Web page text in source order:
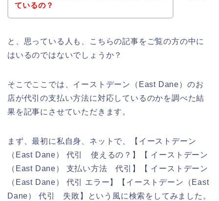
ているの？
と、思っている人も、こちらの記事をご覧の方の中に
はいるのではないでしょうか？
そこでここでは、イーストデーン（East Dane）のお
店が代引の支払い方法に対応しているのかを調べた結
果を記事にさせていただきます。
まず、最初に私自身、ネットで、【イーストデーン
（East Dane） 代引 使えるの？】【 イーストデーン
（East Dane） 支払い方法 代引】【 イーストデーン
（East Dane） 代引 エラー】【イーストデーン（East
Dane） 代引 失敗】という風に検索をしてみました。